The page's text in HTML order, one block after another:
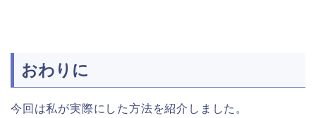
おわりに
今回は私が実際にした方法を紹介しました。